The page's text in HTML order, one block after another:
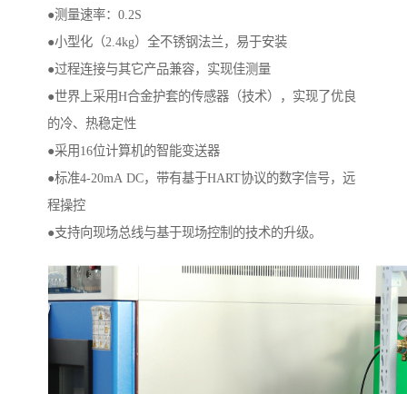
●测量速率：0.2S
●小型化（2.4kg）全不锈钢法兰，易于安装
●过程连接与其它产品兼容，实现佳测量
●世界上采用H合金护套的传感器（技术），实现了优良
的冷、热稳定性
●采用16位计算机的智能变送器
●标准4-20mA DC，带有基于HART协议的数字信号，远
程操控
●支持向现场总线与基于现场控制的技术的升级。